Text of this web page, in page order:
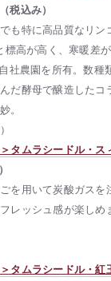
込み）
も特に高品質なリン
高が高く、寒暖差
社農園を所有。数種
だ酵母で醸造したコ
。
タムラシードル・ス
を用いて炭酸ガスを
レッシュ感が楽しめ
タムラシードル・